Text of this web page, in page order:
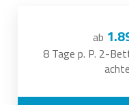
ab
8 Tage p. P. 2-